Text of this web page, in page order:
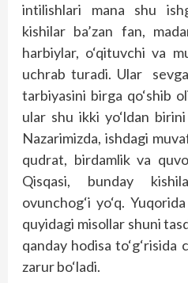
intilishlari mana shu
kishilar ba’zan fan,
harbiylar, o‘qituvchi va
uchrab turadi. Ular
tarbiyasini birga qo‘shib
ular shu ikki yo‘ldan
Nazarimizda, ishdagi
qudrat, birdamlik va
Qisqasi, bunday
ovunchog‘i yo‘q.
quyidagi misollar shuni
qanday hodisa to‘g‘risida
zarur bo‘ladi.